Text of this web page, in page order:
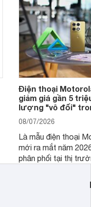
Điện thoại
giảm giá gần 5
lượng "vô đối"
08/07/2026
Là mẫu điện thoại
mới ra mắt năm
phân phối tại thị
khúc cao cấp. Hiện
được nhiều đại lý